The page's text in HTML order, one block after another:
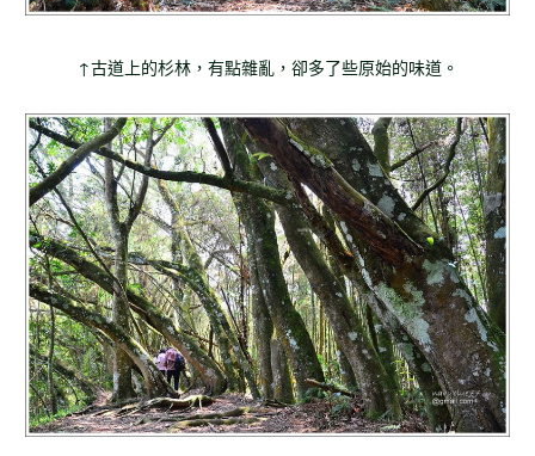
↑古道上的杉林，有點雜亂，卻多了些原始的味道。